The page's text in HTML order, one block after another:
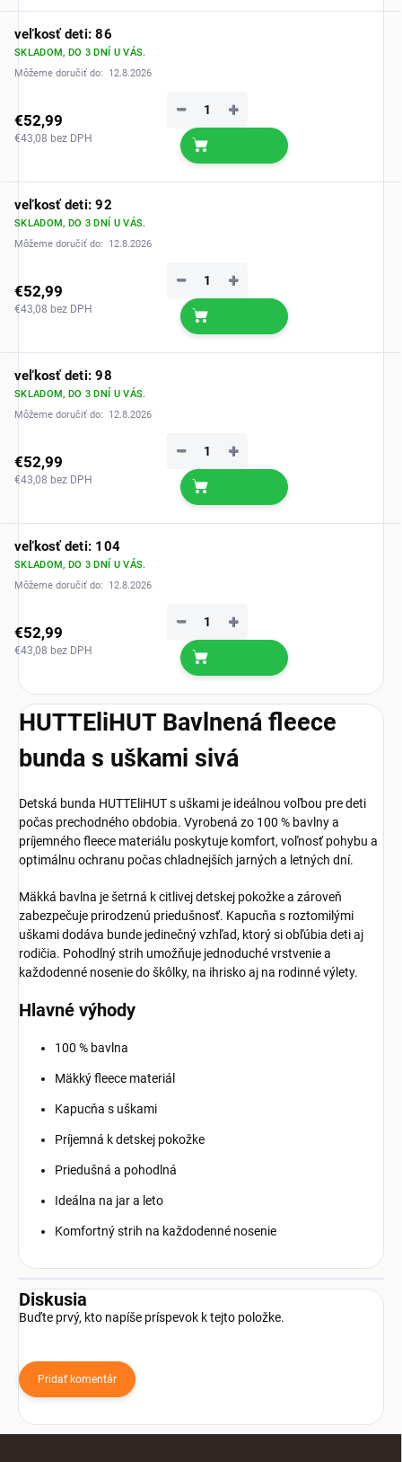
veľkosť deti: 86
SKLADOM, DO 3 DNÍ U VÁS.
Môžeme doručiť do:
12.8.2026
€52,99
€43,08 bez DPH
+
−
veľkosť deti: 92
SKLADOM, DO 3 DNÍ U VÁS.
Môžeme doručiť do:
12.8.2026
€52,99
€43,08 bez DPH
+
−
veľkosť deti: 98
SKLADOM, DO 3 DNÍ U VÁS.
Môžeme doručiť do:
12.8.2026
€52,99
€43,08 bez DPH
+
−
veľkosť deti: 104
SKLADOM, DO 3 DNÍ U VÁS.
Môžeme doručiť do:
12.8.2026
€52,99
€43,08 bez DPH
+
−
HUTTEliHUT Bavlnená fleece
bunda s uškami sivá
Detská bunda HUTTEliHUT s uškami je ideálnou voľbou pre deti
počas prechodného obdobia. Vyrobená zo 100 % bavlny a
príjemného fleece materiálu poskytuje komfort, voľnosť pohybu a
optimálnu ochranu počas chladnejších jarných a letných dní.
Mäkká bavlna je šetrná k citlivej detskej pokožke a zároveň
zabezpečuje prirodzenú priedušnosť. Kapucňa s roztomilými
uškami dodáva bunde jedinečný vzhľad, ktorý si obľúbia deti aj
rodičia. Pohodlný strih umožňuje jednoduché vrstvenie a
každodenné nosenie do škôlky, na ihrisko aj na rodinné výlety.
Hlavné výhody
100 % bavlna
Mäkký fleece materiál
Kapucňa s uškami
Príjemná k detskej pokožke
Priedušná a pohodlná
Ideálna na jar a leto
Komfortný strih na každodenné nosenie
Diskusia
Buďte prvý, kto napíše príspevok k tejto položke.
Pridať komentár